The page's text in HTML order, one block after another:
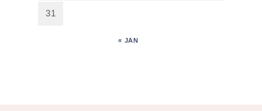
31
« JAN